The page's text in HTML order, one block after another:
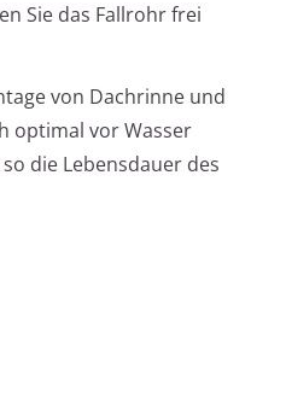
Sie das Fallrohr frei
von Dachrinne und
optimal vor Wasser
die Lebensdauer des